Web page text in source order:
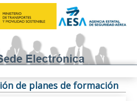
de planes de formación